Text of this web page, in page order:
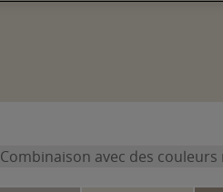
Combinaison avec des couleurs